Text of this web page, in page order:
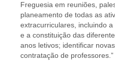
Freguesia em reuniões,
planeamento de todas as
extracurriculares, incluindo
e a constituição das
anos letivos; identificar
contratação de professores.”